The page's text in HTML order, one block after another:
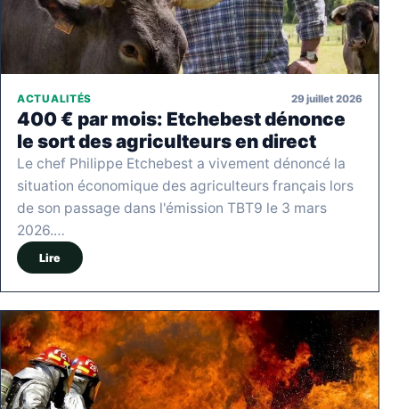
ACTUALITÉS 29 juillet 2026
400 € par mois: Etchebest dénonce
le sort des agriculteurs en direct
Le chef Philippe Etchebest a vivement dénoncé la
situation économique des agriculteurs français lors
de son passage dans l'émission TBT9 le 3 mars
2026.…
Lire